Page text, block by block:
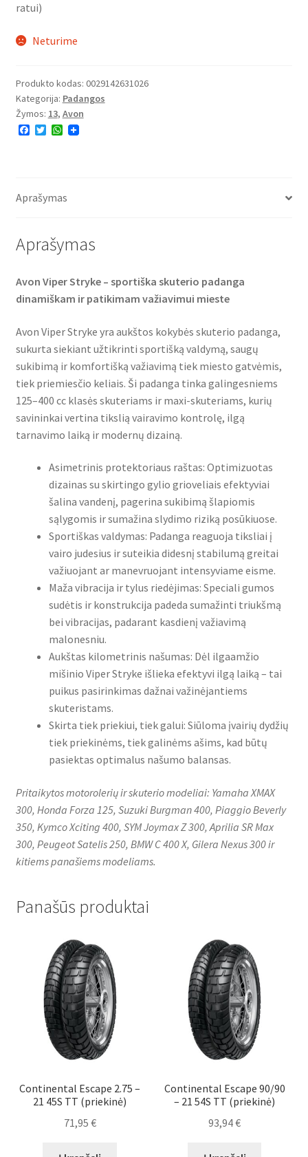
ratui)
Neturime
Produkto kodas: 0029142631026
Kategorija: Padangos
Žymos: 13, Avon
F
o
T
r
W
p
Aprašymas
Aprašymas
Avon Viper Stryke – sportiška skuterio padanga
dinamiškam ir patikimam važiavimui mieste
Avon Viper Stryke yra aukštos kokybės skuterio padanga,
sukurta siekiant užtikrinti sportišką valdymą, saugų
sukibimą ir komfortišką važiavimą tiek miesto gatvėmis,
tiek priemiesčio keliais. Ši padanga tinka galingesniems
125–400 cc klasės skuteriams ir maxi-skuteriams, kurių
savininkai vertina tikslią vairavimo kontrolę, ilgą
tarnavimo laiką ir modernų dizainą.
Asimetrinis protektoriaus raštas: Optimizuotas
dizainas su skirtingo gylio grioveliais efektyviai
šalina vandenį, pagerina sukibimą šlapiomis
sąlygomis ir sumažina slydimo riziką posūkiuose.
Sportiškas valdymas: Padanga reaguoja tiksliai į
vairo judesius ir suteikia didesnį stabilumą greitai
važiuojant ar manevruojant intensyviame eisme.
Maža vibracija ir tylus riedėjimas: Speciali gumos
sudėtis ir konstrukcija padeda sumažinti triukšmą
bei vibracijas, padarant kasdienį važiavimą
malonesniu.
Aukštas kilometrinis našumas: Dėl ilgaamžio
mišinio Viper Stryke išlieka efektyvi ilgą laiką – tai
puikus pasirinkimas dažnai važinėjantiems
skuteristams.
Skirta tiek priekiui, tiek galui: Siūloma įvairių dydžių
tiek priekinėms, tiek galinėms ašims, kad būtų
pasiektas optimalus našumo balansas.
Pritaikytos motorolerių ir skuterio modeliai: Yamaha XMAX
300, Honda Forza 125, Suzuki Burgman 400, Piaggio Beverly
350, Kymco Xciting 400, SYM Joymax Z 300, Aprilia SR Max
300, Peugeot Satelis 250, BMW C 400 X, Gilera Nexus 300 ir
kitiems panašiems modeliams.
Panašūs produktai
Continental Escape 2.75 –
21 45S TT (priekinė)
71,95 €
Continental Escape 90/90
– 21 54S TT (priekinė)
93,94€